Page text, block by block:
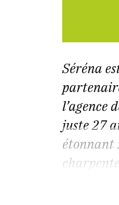
Séréna
l’agence
juste 27
étonnant